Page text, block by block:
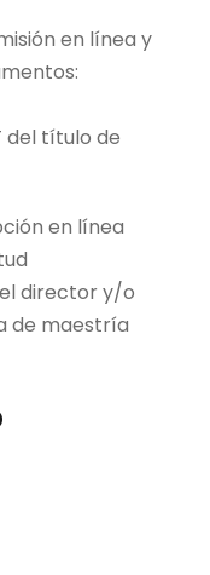
en línea y
del título de
en línea
director y/o
de maestría